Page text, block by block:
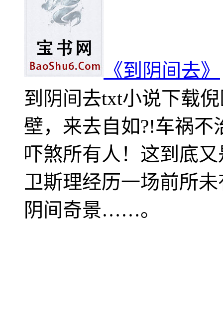
《到阴间去》
到阴间去txt小说下载
壁，来去自如?!车祸
吓煞所有人！这到底
卫斯理经历一场前所
阴间奇景……。